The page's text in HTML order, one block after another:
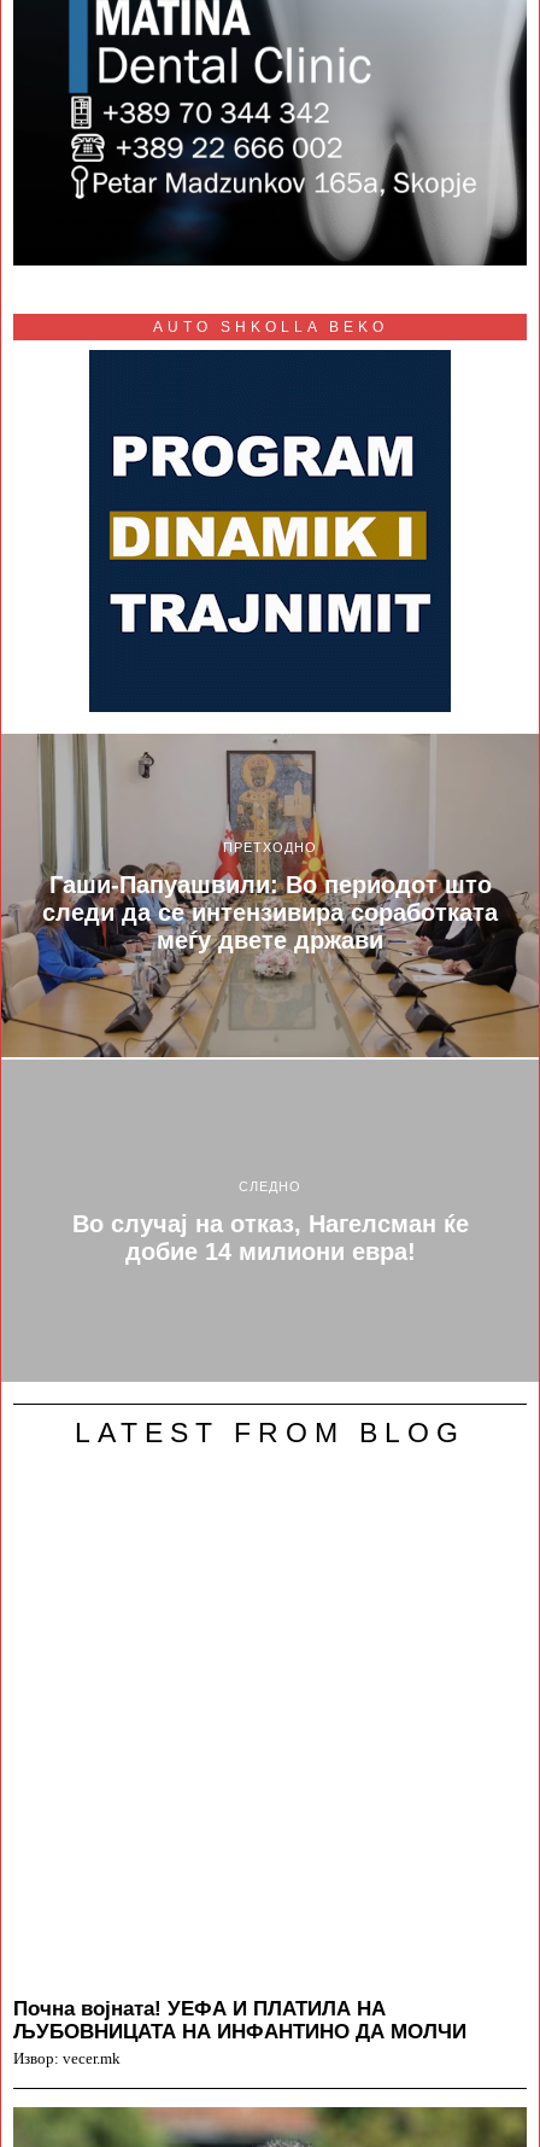
AUTO SHKOLLA BEKO
ПРЕТХОДНО
Гаши-Папуашвили: Во периодот што
следи да се интензивира соработката
меѓу двете држави
СЛЕДНО
Во случај на отказ, Нагелсман ќе
добие 14 милиони евра!
LATEST FROM BLOG
Почна војната! УЕФА И ПЛАТИЛА НА
ЉУБОВНИЦАТА НА ИНФАНТИНО ДА МОЛЧИ
Извор: vecer.mk